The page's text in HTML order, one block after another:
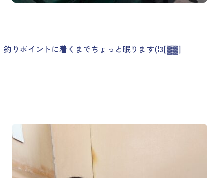
釣りポイントに着くまでちょっと眠ります(¦3[▓▓]